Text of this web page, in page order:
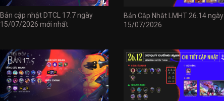
Bản cập nhật DTCL 17.7 ngày
15/07/2026 mới nhất
Bản Cập Nhật LMHT 26.14 ngày
15/07/2026